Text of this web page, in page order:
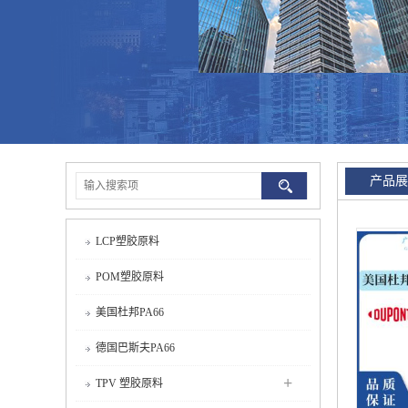
LCP塑胶原料
POM塑胶原料
美国杜邦PA66
德国巴斯夫PA66
TPV 塑胶原料 +
产品